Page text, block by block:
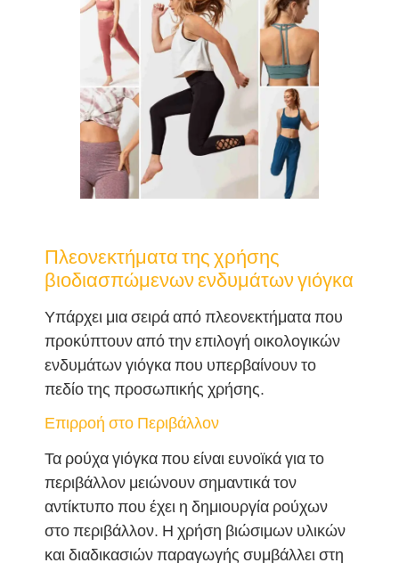
Πλεονεκτήματα της χρήσης
βιοδιασπώμενων ενδυμάτων γιόγκα
Υπάρχει μια σειρά από πλεονεκτήματα που
προκύπτουν από την επιλογή οικολογικών
ενδυμάτων γιόγκα που υπερβαίνουν το
πεδίο της προσωπικής χρήσης.
Επιρροή στο Περιβάλλον
Τα ρούχα γιόγκα που είναι ευνοϊκά για το
περιβάλλον μειώνουν σημαντικά τον
αντίκτυπο που έχει η δημιουργία ρούχων
στο περιβάλλον. Η χρήση βιώσιμων υλικών
και διαδικασιών παραγωγής συμβάλλει στη